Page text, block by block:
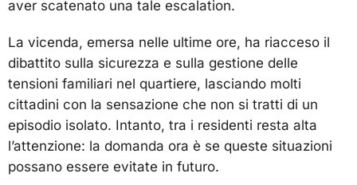
aver scatenato una tale escalation.
La vicenda, emersa nelle ultime ore, ha riacceso il
dibattito sulla sicurezza e sulla gestione delle
tensioni familiari nel quartiere, lasciando molti
cittadini con la sensazione che non si tratti di un
episodio isolato. Intanto, tra i residenti resta alta
l’attenzione: la domanda ora è se queste situazioni
possano essere evitate in futuro.